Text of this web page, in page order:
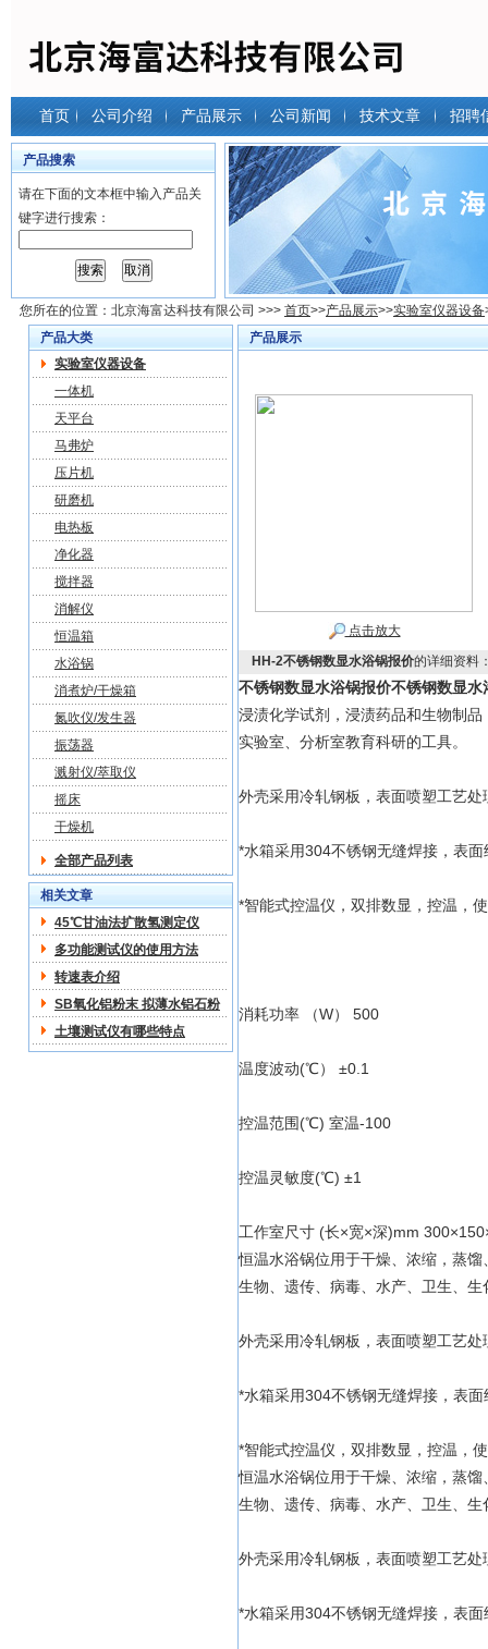
首页 公司介绍 产品展示 公司新闻 技术文章 招聘
产品搜索
请在下面的文本框中输入产品关
键字进行搜索：
您所在的位置： 北京海富达科技有限公司 >>> 首页>>产品展示>>实验室仪器设备
产品大类
实验室仪器设备
一体机
天平台
马弗炉
压片机
研磨机
电热板
净化器
搅拌器
消解仪
恒温箱
水浴锅
消煮炉/干燥箱
氮吹仪/发生器
振荡器
溅射仪/萃取仪
摇床
干燥机
全部产品列表
相关文章
45℃甘油法扩散氢测定仪
多功能测试仪的使用方法
转速表介绍
SB氧化铝粉末 拟薄水铝石粉
技术交流
土壤测试仪有哪些特点
产品展示
点击放大
HH-2不锈钢数显水浴锅报价的详细资料
不锈钢数显水浴锅报价不锈钢数显水
浸渍化学试剂，浸渍药品和生物制
实验室、分析室教育科研的工具。
外壳采用冷轧钢板，表面喷塑工艺处
*水箱采用304不锈钢无缝焊接，表
*智能式控温仪，双排数显，控温，
消耗功率 （W） 500
温度波动(℃） ±0.1
控温范围(℃) 室温-100
控温灵敏度(℃) ±1
工作室尺寸 (长×宽×深)mm
恒温水浴锅位用于干燥、浓缩，蒸
生物、遗传、病毒、水产、卫生、
外壳采用冷轧钢板，表面喷塑工艺处
*水箱采用304不锈钢无缝焊接，表
*智能式控温仪，双排数显，控温，
恒温水浴锅位用于干燥、浓缩，蒸
生物、遗传、病毒、水产、卫生、
外壳采用冷轧钢板，表面喷塑工艺处
*水箱采用304不锈钢无缝焊接，表